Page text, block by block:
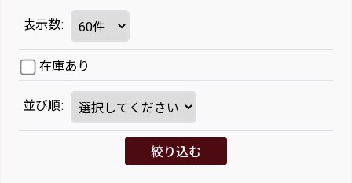
表示数:
在庫あり
並び順:
絞り込む